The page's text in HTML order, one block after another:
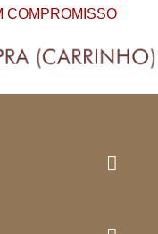
COMPROMISSO